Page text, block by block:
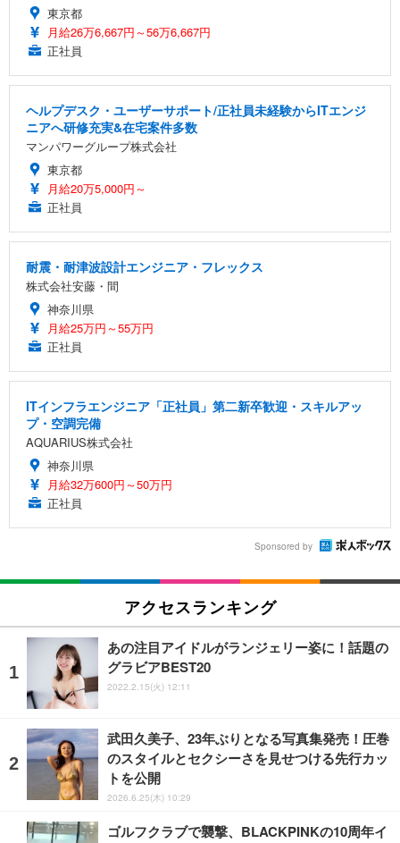
東京都
月給26万6,667円～56万6,667円
正社員
ヘルプデスク・ユーザーサポート/正社員未経験からITエンジ
ニアへ研修充実&在宅案件多数
マンパワーグループ株式会社
東京都
月給20万5,000円～
正社員
耐震・耐津波設計エンジニア・フレックス
株式会社安藤・間
神奈川県
月給25万円～55万円
正社員
ITインフラエンジニア「正社員」第二新卒歓迎・スキルアッ
プ・空調完備
AQUARIUS株式会社
神奈川県
月給32万600円～50万円
正社員
Sponsored by
アクセスランキング
あの注目アイドルがランジェリー姿に！話題の
グラビアBEST20
2022.2.15(火) 12:11
武田久美子、23年ぶりとなる写真集発売！圧巻
のスタイルとセクシーさを見せつける先行カッ
トを公開
2026.6.25(木) 10:29
ゴルフクラブで襲撃、BLACKPINKの10周年イ